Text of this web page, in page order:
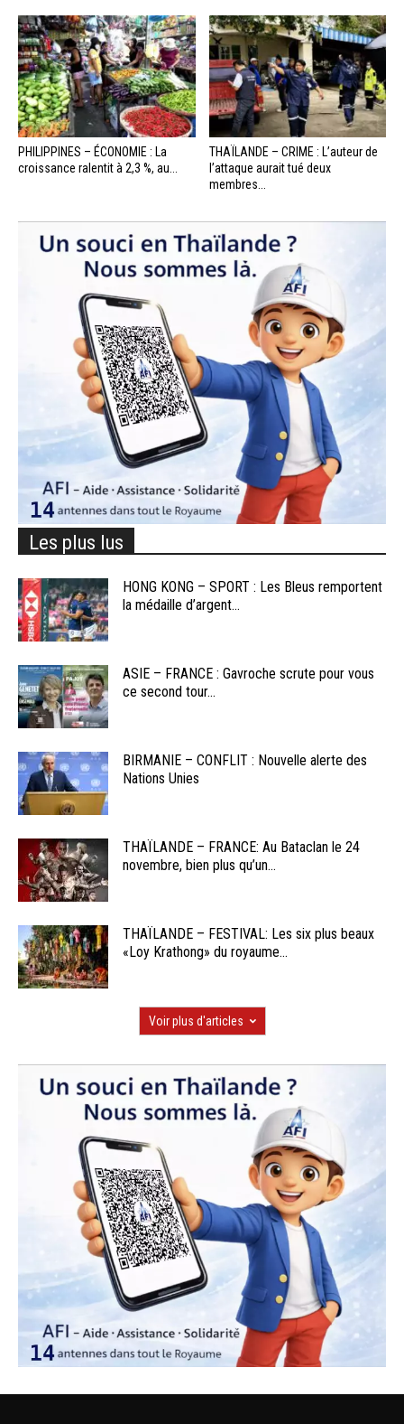
PHILIPPINES – ÉCONOMIE : La
croissance ralentit à 2,3 %, au...
THAÏLANDE – CRIME : L’auteur de
l’attaque aurait tué deux
membres...
Les plus lus
HONG KONG – SPORT : Les Bleus remportent
la médaille d’argent...
ASIE – FRANCE : Gavroche scrute pour vous
ce second tour...
BIRMANIE – CONFLIT : Nouvelle alerte des
Nations Unies
THAÏLANDE – FRANCE: Au Bataclan le 24
novembre, bien plus qu’un...
THAÏLANDE – FESTIVAL: Les six plus beaux
«Loy Krathong» du royaume...
Voir plus d'articles